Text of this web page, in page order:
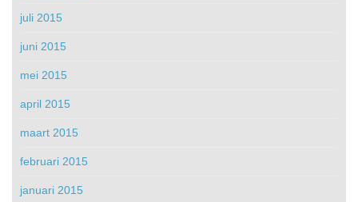
juli 2015
juni 2015
mei 2015
april 2015
maart 2015
februari 2015
januari 2015